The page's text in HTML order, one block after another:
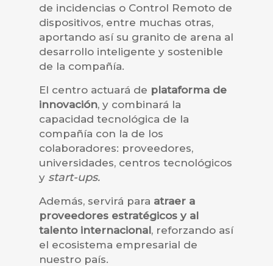
de incidencias o Control Remoto de
dispositivos, entre muchas otras,
aportando así su granito de arena al
desarrollo inteligente y sostenible
de la compañía.
El centro actuará de plataforma de
innovación, y combinará la
capacidad tecnológica de la
compañía con la de los
colaboradores: proveedores,
universidades, centros tecnológicos
y start-ups.
Además, servirá para atraer a
proveedores estratégicos y al
talento internacional, reforzando así
el ecosistema empresarial de
nuestro país.